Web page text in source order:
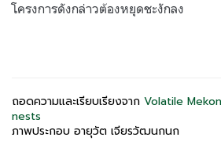
โครงการดังกล่าวต้องหยุดชะงักลง
ถอดความและเรียบเรียงจาก Volatile
nests
ภาพประกอบ อายุวัต เจียรวัฒนกนก